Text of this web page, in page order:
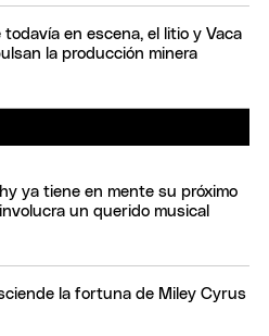
todavía en escena, el litio y Vaca
la producción minera
ya tiene en mente su próximo
un querido musical
la fortuna de Miley Cyrus